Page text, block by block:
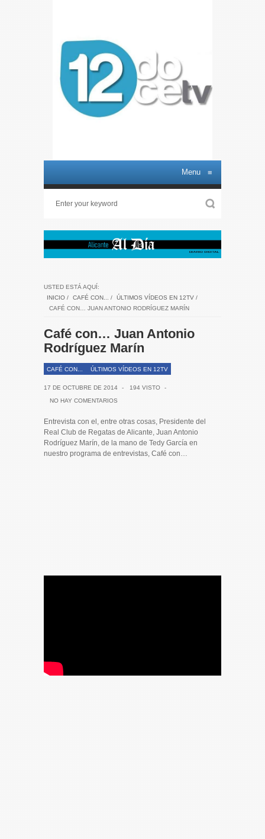
Menu ≡
USTED ESTÁ AQUÍ:
INICIO / CAFÉ CON... / ÚLTIMOS VÍDEOS EN 12TV /
CAFÉ CON… JUAN ANTONIO RODRÍGUEZ MARÍN
Café con… Juan Antonio
Rodríguez Marín
CAFÉ CON... ÚLTIMOS VÍDEOS EN 12TV
17 DE OCTUBRE DE 2014 - 194 VISTO
-
NO HAY COMENTARIOS
Entrevista con el, entre otras cosas, Presidente del
Real Club de Regatas de Alicante, Juan Antonio
Rodríguez Marín, de la mano de Tedy García en
nuestro programa de entrevistas, Café con…